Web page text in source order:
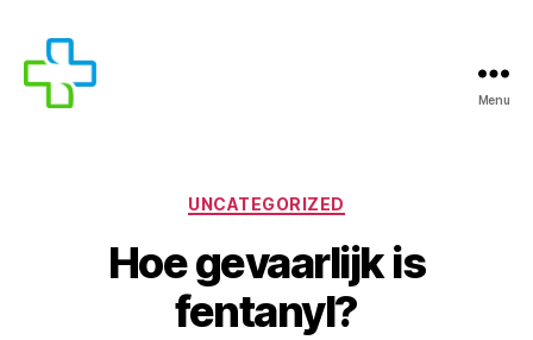
Menu
UNCATEGORIZED
Hoe gevaarlijk is
fentanyl?